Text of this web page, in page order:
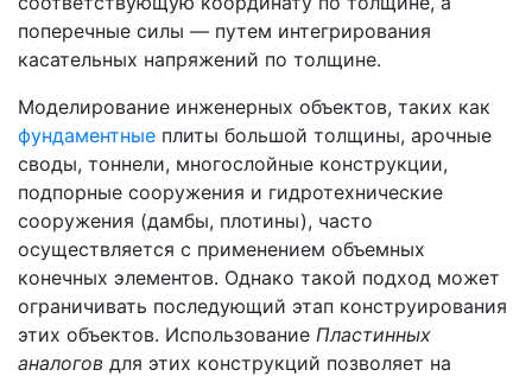
поперечные силы — путем интегрирования
касательных напряжений по толщине.
Моделирование инженерных объектов, таких как
фундаментные плиты большой толщины, арочные
своды, тоннели, многослойные конструкции,
подпорные сооружения и гидротехнические
сооружения (дамбы, плотины), часто
осуществляется с применением объемных
конечных элементов. Однако такой подход может
ограничивать последующий этап конструирования
этих объектов. Использование Пластинных
аналогов для этих конструкций позволяет на